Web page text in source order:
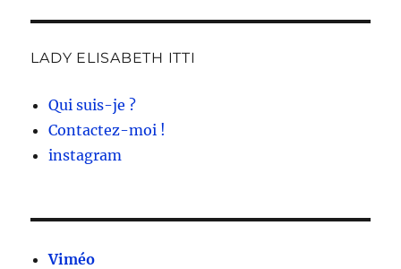
LADY ELISABETH ITTI
Qui suis-je ?
Contactez-moi !
instagram
Viméo